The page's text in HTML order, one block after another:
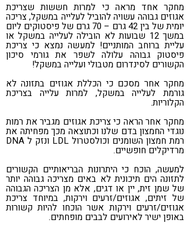
מחקר אחד מראה כי למרות חששות שצריכת
אגוזים גבוהה עשויה להוביל לעלייה במשקל, צריכה
יומית של בין 42 גרם – 70 גרם של פיסטוקים ליום
במשך 12 שבועות לא הובילה לעלייה במשקל או
עליית ברוחב המותניים! למעשה נמצא כי צריכת
פיסטוק גבוהה עלולה לשפר את גורמי סיכון
הקשורים לסינדרום מטבולי ועלייה במשקל!
מחקר אחר מסכם כי הכללת אגוזים בתזונה לא
גורמת לעלייה במשקל, למרות עלייה בצריכת
הקלוריות.
מחקר אחר הראה כי צריכת אגוזים מגביר את רמות
נוגדי החמצון בדם שלנו וכתוצאה מכך מפחיתה את
רמת חמצון השומנים וכולסטרול LDL ונזק ל DNA
מרדיקלים חופשיים.
למעשה, הוכח כי היתרונות הבריאותיים הקשורים
לתזונה הים תיכונית לא באים מצריכה גבוהה יותר
של שמן זית, יין או דגים, אלא מן הצריכה הגבוהה
של זיתים, אגוזים/זרעים וירקות, במיוחד צריכת
אגוזים/זרעים וירקות אשר הוכחו להיות קשורות
באופן ישיר לאירועים לבבים מופחתים.